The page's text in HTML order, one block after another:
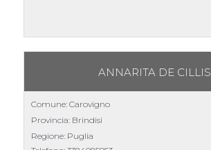
ANNARITA DE CILLIS
Comune: Carovigno
Provincia: Brindisi
Regione: Puglia